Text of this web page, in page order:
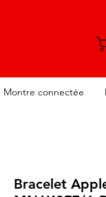
Montre connectée
Bracelet